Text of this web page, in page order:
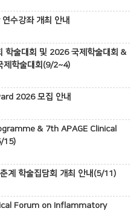
수강좌 개최 안내
학술대회 및 2026 국제학술대회 &
제학술대회(9/2~4)
2026 모집 안내
& 7th APAGE Clinical
15)
계 학술집담회 개최 안내(5/11)
Forum on Inflammatory